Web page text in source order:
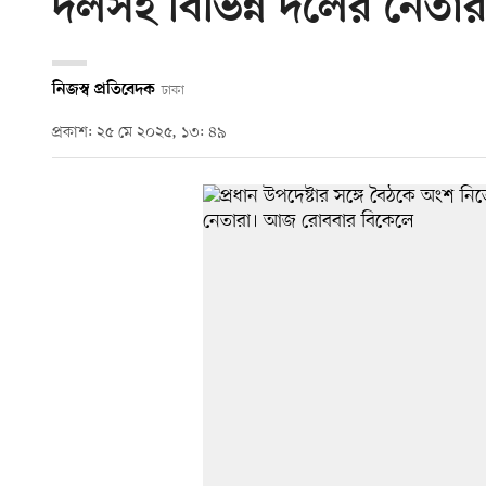
দলসহ বিভিন্ন দলের
নিজস্ব প্রতিবেদক ঢাকা
প্রকাশ: ২৫ মে ২০২৫, ১৩: ৪৯